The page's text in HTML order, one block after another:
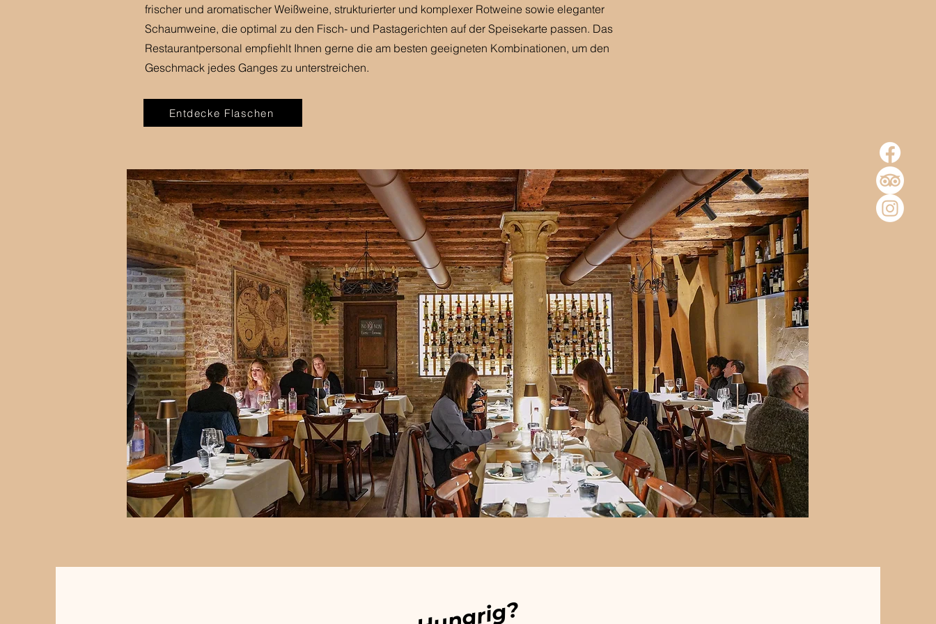
frischer und aromatischer Weißweine, strukturierter und komplexer Rotweine sowie eleganter
Schaumweine, die optimal zu den Fisch- und Pastagerichten auf der Speisekarte passen. Das
Restaurantpersonal empfiehlt Ihnen gerne die am besten geeigneten Kombinationen, um den
Geschmack jedes Ganges zu unterstreichen.
Entdecke Flaschen